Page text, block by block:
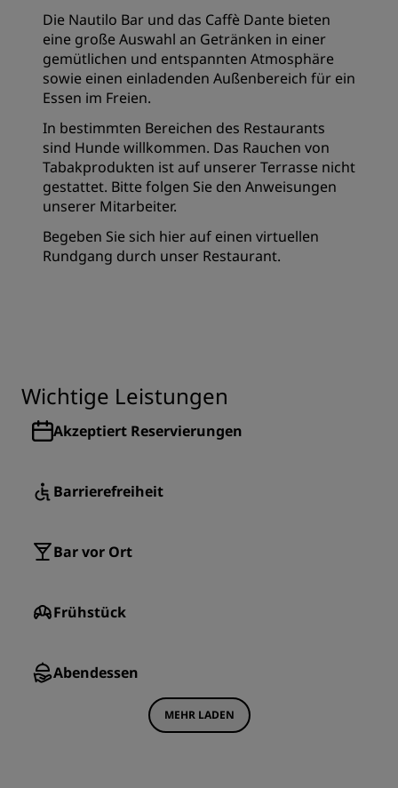
Die Nautilo Bar und das Caffè Dante bieten
eine große Auswahl an Getränken in einer
gemütlichen und entspannten Atmosphäre
sowie einen einladenden Außenbereich für ein
Essen im Freien.
In bestimmten Bereichen des Restaurants
sind Hunde willkommen. Das Rauchen von
Tabakprodukten ist auf unserer Terrasse nicht
gestattet. Bitte folgen Sie den Anweisungen
unserer Mitarbeiter.
Begeben Sie sich hierauf einen virtuellen
Rundgang durch unser Restaurant.
Wichtige Leistungen
Akzeptiert Reservierungen
Barrierefreiheit
Bar vor Ort
Frühstück
Abendessen
MEHR LADEN